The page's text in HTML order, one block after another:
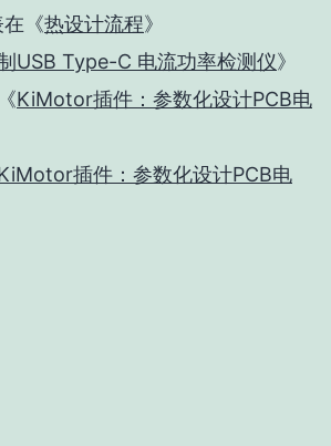
《热设计流程》
USB Type-C 电流功率检测仪》
KiMotor插件：参数化设计PCB电
插件：参数化设计PCB电